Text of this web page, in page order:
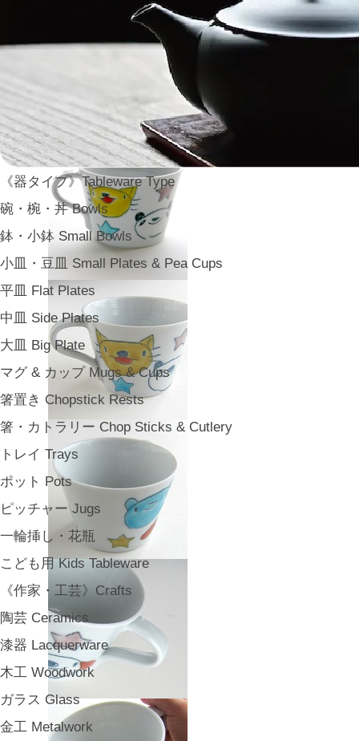
《器タイプ》Tableware Type
碗・椀・丼 Bowls
鉢・小鉢 Small Bowls
小皿・豆皿 Small Plates & Pea Cups
平皿 Flat Plates
中皿 Side Plates
大皿 Big Plate
マグ & カップ Mugs & Cups
箸置き Chopstick Rests
箸・カトラリー Chop Sticks & Cutlery
トレイ Trays
ポット Pots
ピッチャー Jugs
一輪挿し・花瓶
こども用 Kids Tableware
《作家・工芸》Crafts
陶芸 Ceramics
漆器 Lacquerware
木工 Woodwork
ガラス Glass
金工 Metalwork